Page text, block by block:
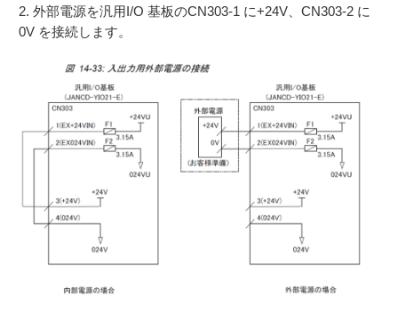
2. 外部電源を汎用I/O 基板のCN303-1 に+24V、CN303-2 に
0V を接続します。